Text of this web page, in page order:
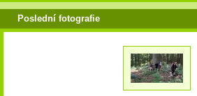
Poslední fotografie